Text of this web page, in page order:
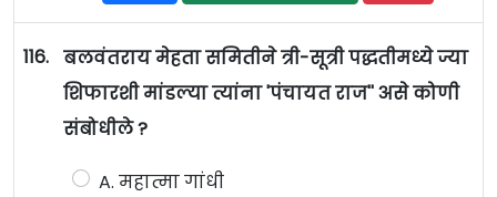
116. बलवंतराय मेहता समितीने त्री-सूत्री पद्धतीमध्ये ज्या
शिफारशी मांडल्या त्यांना 'पंचायत राज'' असे कोणी
संबोधीले ?
A. महात्मा गांधी